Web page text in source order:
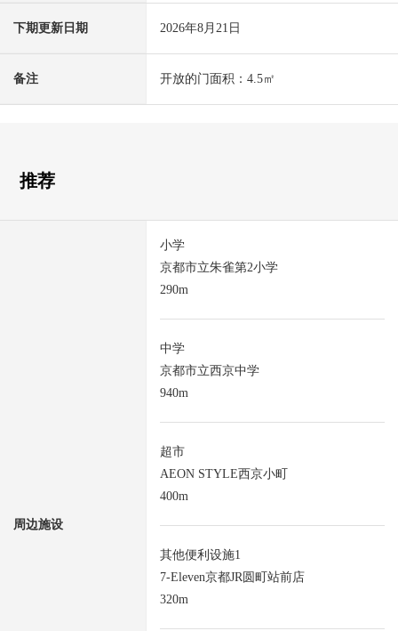
下期更新日期 2026年8月21日
备注 开放的门面积：4.5㎡
推荐
周边施设
小学
京都市立朱雀第2小学
290m
中学
京都市立西京中学
940m
超市
AEON STYLE西京小町
400m
其他便利设施1
7-Eleven京都JR圆町站前店
320m